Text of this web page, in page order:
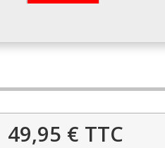
49,95 € TTC